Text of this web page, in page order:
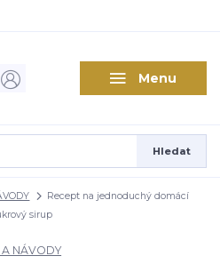
Menu
Hledat
Recept na jednoduchý domácí
sirup
A NÁVODY